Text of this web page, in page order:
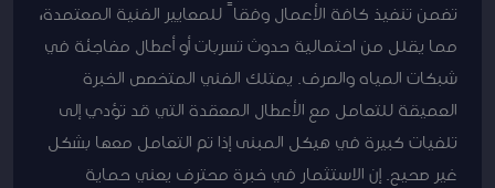
تضمن تنفيذ كافة الأعمال وفقاً للمعايير الفنية المعتمدة،
مما يقلل من احتمالية حدوث تسربات أو أعطال مفاجئة في
شبكات المياه والصرف. يمتلك الفني المتخصص الخبرة
العميقة للتعامل مع الأعطال المعقدة التي قد تؤدي إلى
تلفيات كبيرة في هيكل المبنى إذا تم التعامل معها بشكل
غير صحيح. إن الاستثمار في خبرة محترف يعني حماية